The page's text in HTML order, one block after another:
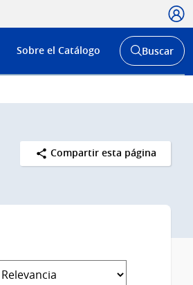
Menú
de
Sobre el Catálogo
Abrir
buscador
Buscar
Compartir esta página